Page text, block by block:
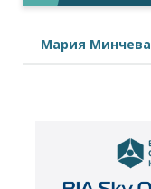
Мария Минчева